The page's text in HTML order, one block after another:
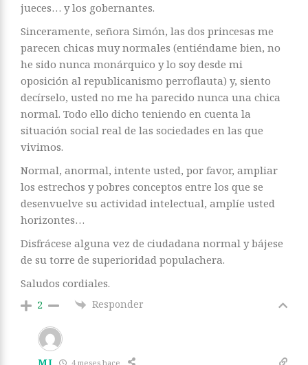
jueces… y los gobernantes.
Sinceramente, señora Simón, las dos princesas me
parecen chicas muy normales (entiéndame bien, no
he sido nunca monárquico y lo soy desde mi
oposición al republicanismo perroflauta) y, siento
decírselo, usted no me ha parecido nunca una chica
normal. Todo ello dicho teniendo en cuenta la
situación social real de las sociedades en las que
vivimos.
Normal, anormal, intente usted, por favor, ampliar
los estrechos y pobres conceptos entre los que se
desenvuelve su actividad intelectual, amplíe usted
horizontes…
Disfrácese alguna vez de ciudadana normal y bájese
de su torre de superioridad populachera.
Saludos cordiales.
2 Responder
4 meses hace